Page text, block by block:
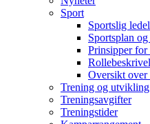
Sport
Sportslig
Sportsplan
Prinsipper
Oversikt over
Trening og utvikling
Treningsavgifter
Treningstider